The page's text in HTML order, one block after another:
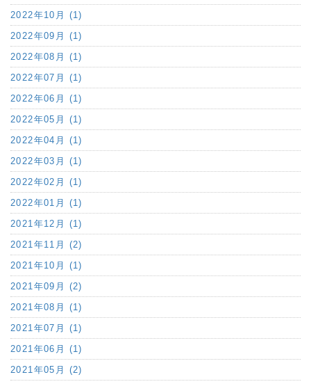
2022年10月 (1)
2022年09月 (1)
2022年08月 (1)
2022年07月 (1)
2022年06月 (1)
2022年05月 (1)
2022年04月 (1)
2022年03月 (1)
2022年02月 (1)
2022年01月 (1)
2021年12月 (1)
2021年11月 (2)
2021年10月 (1)
2021年09月 (2)
2021年08月 (1)
2021年07月 (1)
2021年06月 (1)
2021年05月 (2)